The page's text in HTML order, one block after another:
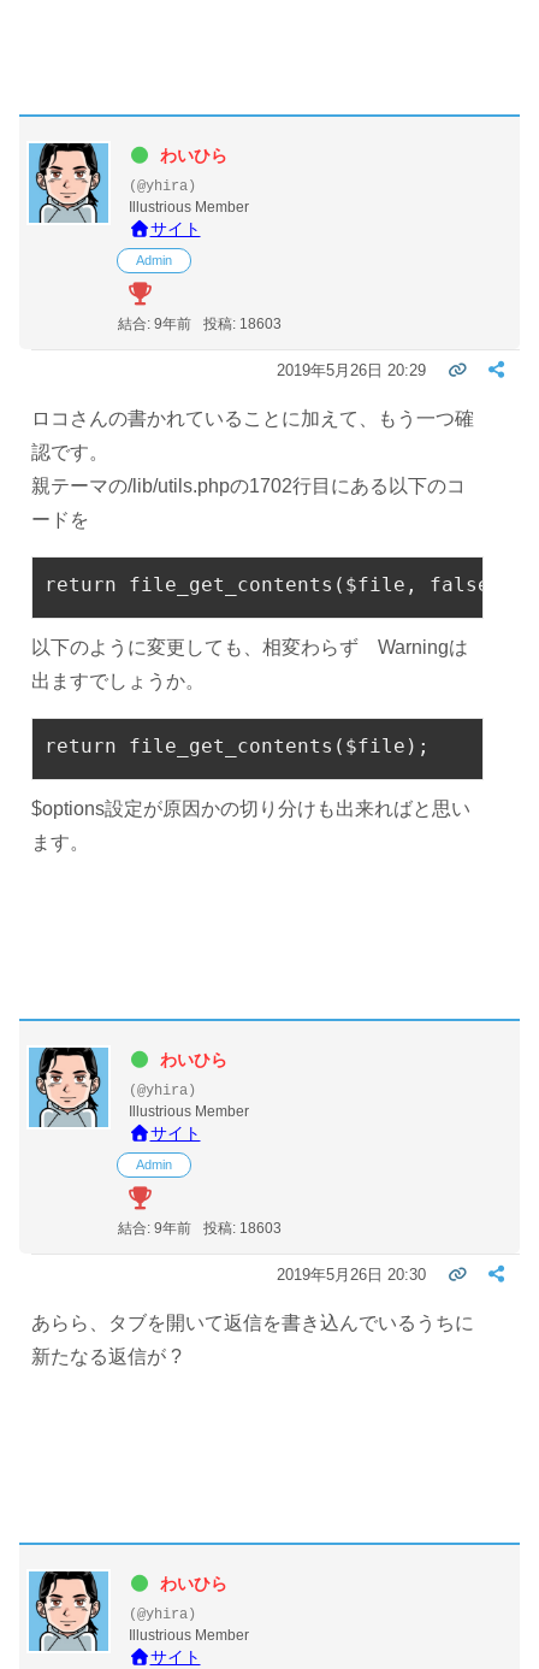
わいひら
(@yhira)
Illustrious Member
サイト
Admin
結合: 9年前 投稿: 18603
2019年5月26日 20:29
ロコさんの書かれていることに加えて、もう一つ確
認です。
親テーマの/lib/utils.phpの1702行目にある以下のコ
ードを
return file _get_contents($file , false
以下のように変更しても、相変わらず Warningは
出ますでしょうか。
return file_get_contents($file);
$options設定が原因かの切り分けも出来ればと思い
ます。
わいひら
(@yhira)
Illustrious Member
サイト
Admin
結合: 9年前 投稿: 18603
2019年5月26日 20:30
あらら、タブを開いて返信を書き込んでいるうちに
新たなる返信が ?
わいひら
(@yhira)
Illustrious Member
サイト